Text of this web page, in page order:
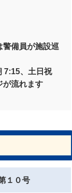
備員が施設巡
7:15、土日祝
が流れます
１０号